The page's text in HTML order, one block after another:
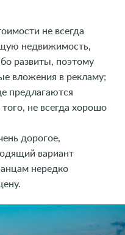
не всегда
недвижимость,
развиты, поэтому
вложения в рекламу;
предлагаются
не всегда хорошо
дорогое,
вариант
нередко